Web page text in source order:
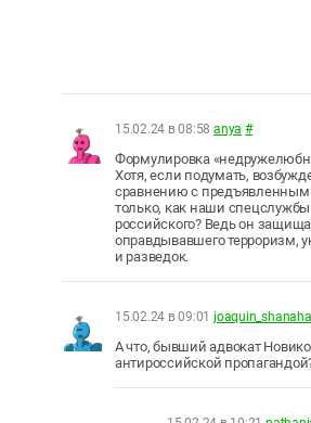
15.02.24 в 08:58 anya #
Формулировка
Хотя, если подумать,
сравнению с предъявленным
только, как наши спецслужбы
российского? Ведь он
оправдывавшего терроризм,
и разведок.
15.02.24 в 09:01
А что, бывший адвокат
антироссийской